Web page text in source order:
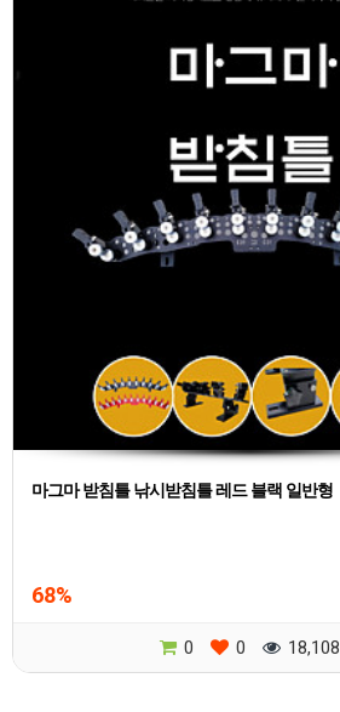
마그마 받침틀 낚시받침틀 레드 블랙 일반형
68%
0 0 18,108